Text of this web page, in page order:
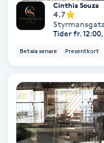
Naprapati
Ny frisyr
Olaplex
Cinthia Souza
4.7
Tider fr.
Betala senare Presentkort